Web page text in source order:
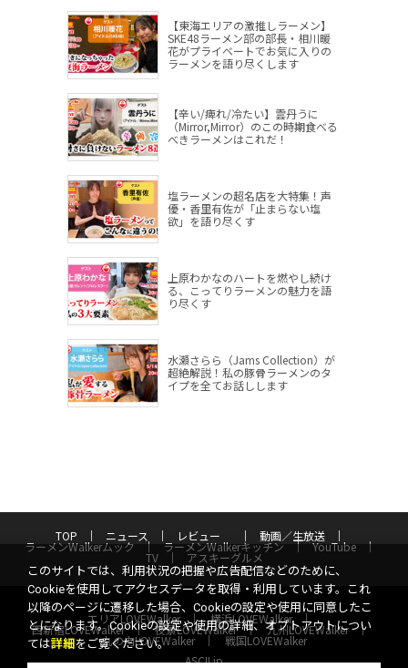
【東海エリアの激推しラーメン】
SKE48ラーメン部の部長・相川暖
花がプライベートでお気に入りの
ラーメンを語り尽くします
【辛い/痺れ/冷たい】雲丹うに
（Mirror,Mirror）のこの時期食べる
べきラーメンはこれだ！
塩ラーメンの超名店を大特集！声
優・香里有佐が「止まらない塩
欲」を語り尽くす
上原わかなのハートを燃やし続け
る、こってりラーメンの魅力を語
り尽くす
水瀬さらら（Jams Collection）が
超絶解説！私の豚骨ラーメンのタ
イプを全てお話しします
TOP ニュース レビュー 動画／生放送
ラーメンWalkerムック ラーメンWalkerキッチン YouTube
TV アスキーグルメ
エリアLOVEWalker 横浜LOVEWalker
西新宿LOVEWalker 夜景LOVEWalker 九州LOVEWalker
丸の内LOVEWalker
戦国LOVEWalker
ASCII.jp
このサイトでは、利用状況の把握や広告配信などのために、
Cookieを使用してアクセスデータを取得・利用しています。これ
以降のページに遷移した場合、Cookieの設定や使用に同意したこ
とになります。Cookieの設定や使用の詳細、オプトアウトについ
ては詳細 をご覧ください。